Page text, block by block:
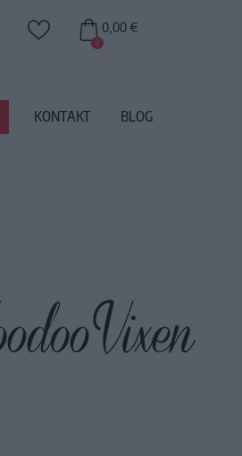
0
0,00 €
KONTAKT BLOG